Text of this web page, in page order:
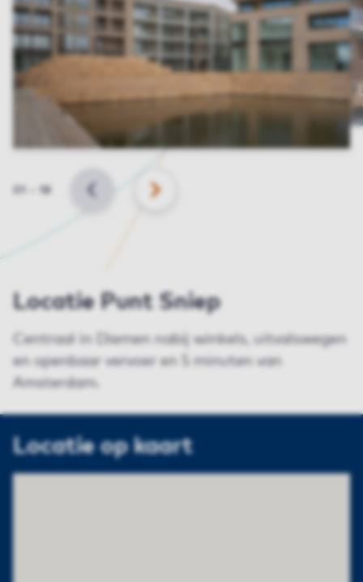
Slide
VORIGE VOLGENDE
Locatie Punt Sniep
Centraal in Diemen nabij winkels, uitvalswegen
en openbaar vervoer en 5 minuten van
Amsterdam.
Locatie op kaart